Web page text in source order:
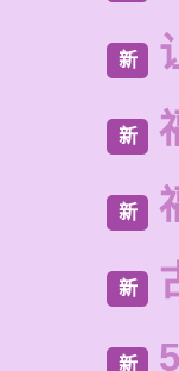
新
新
新
新
新